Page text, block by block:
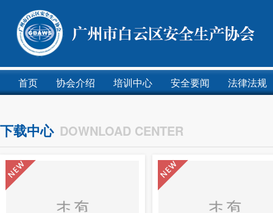
首页 协会介绍 培训中心 安全要闻 法律法规
下载中心 DOWNLOAD CENTER